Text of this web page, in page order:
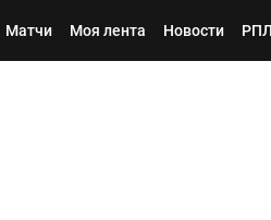
Матчи Моя лента Новости РПЛ